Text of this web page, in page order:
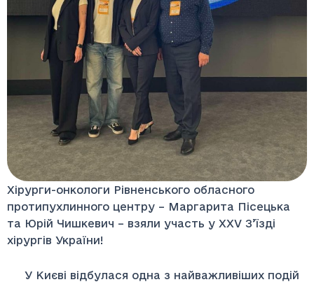
Хірурги-онкологи Рівненського обласного
протипухлинного центру – Маргарита Пісецька
та Юрій Чишкевич – взяли участь у XXV З’їзді
хірургів України!
У Києві відбулася одна з найважливіших подій